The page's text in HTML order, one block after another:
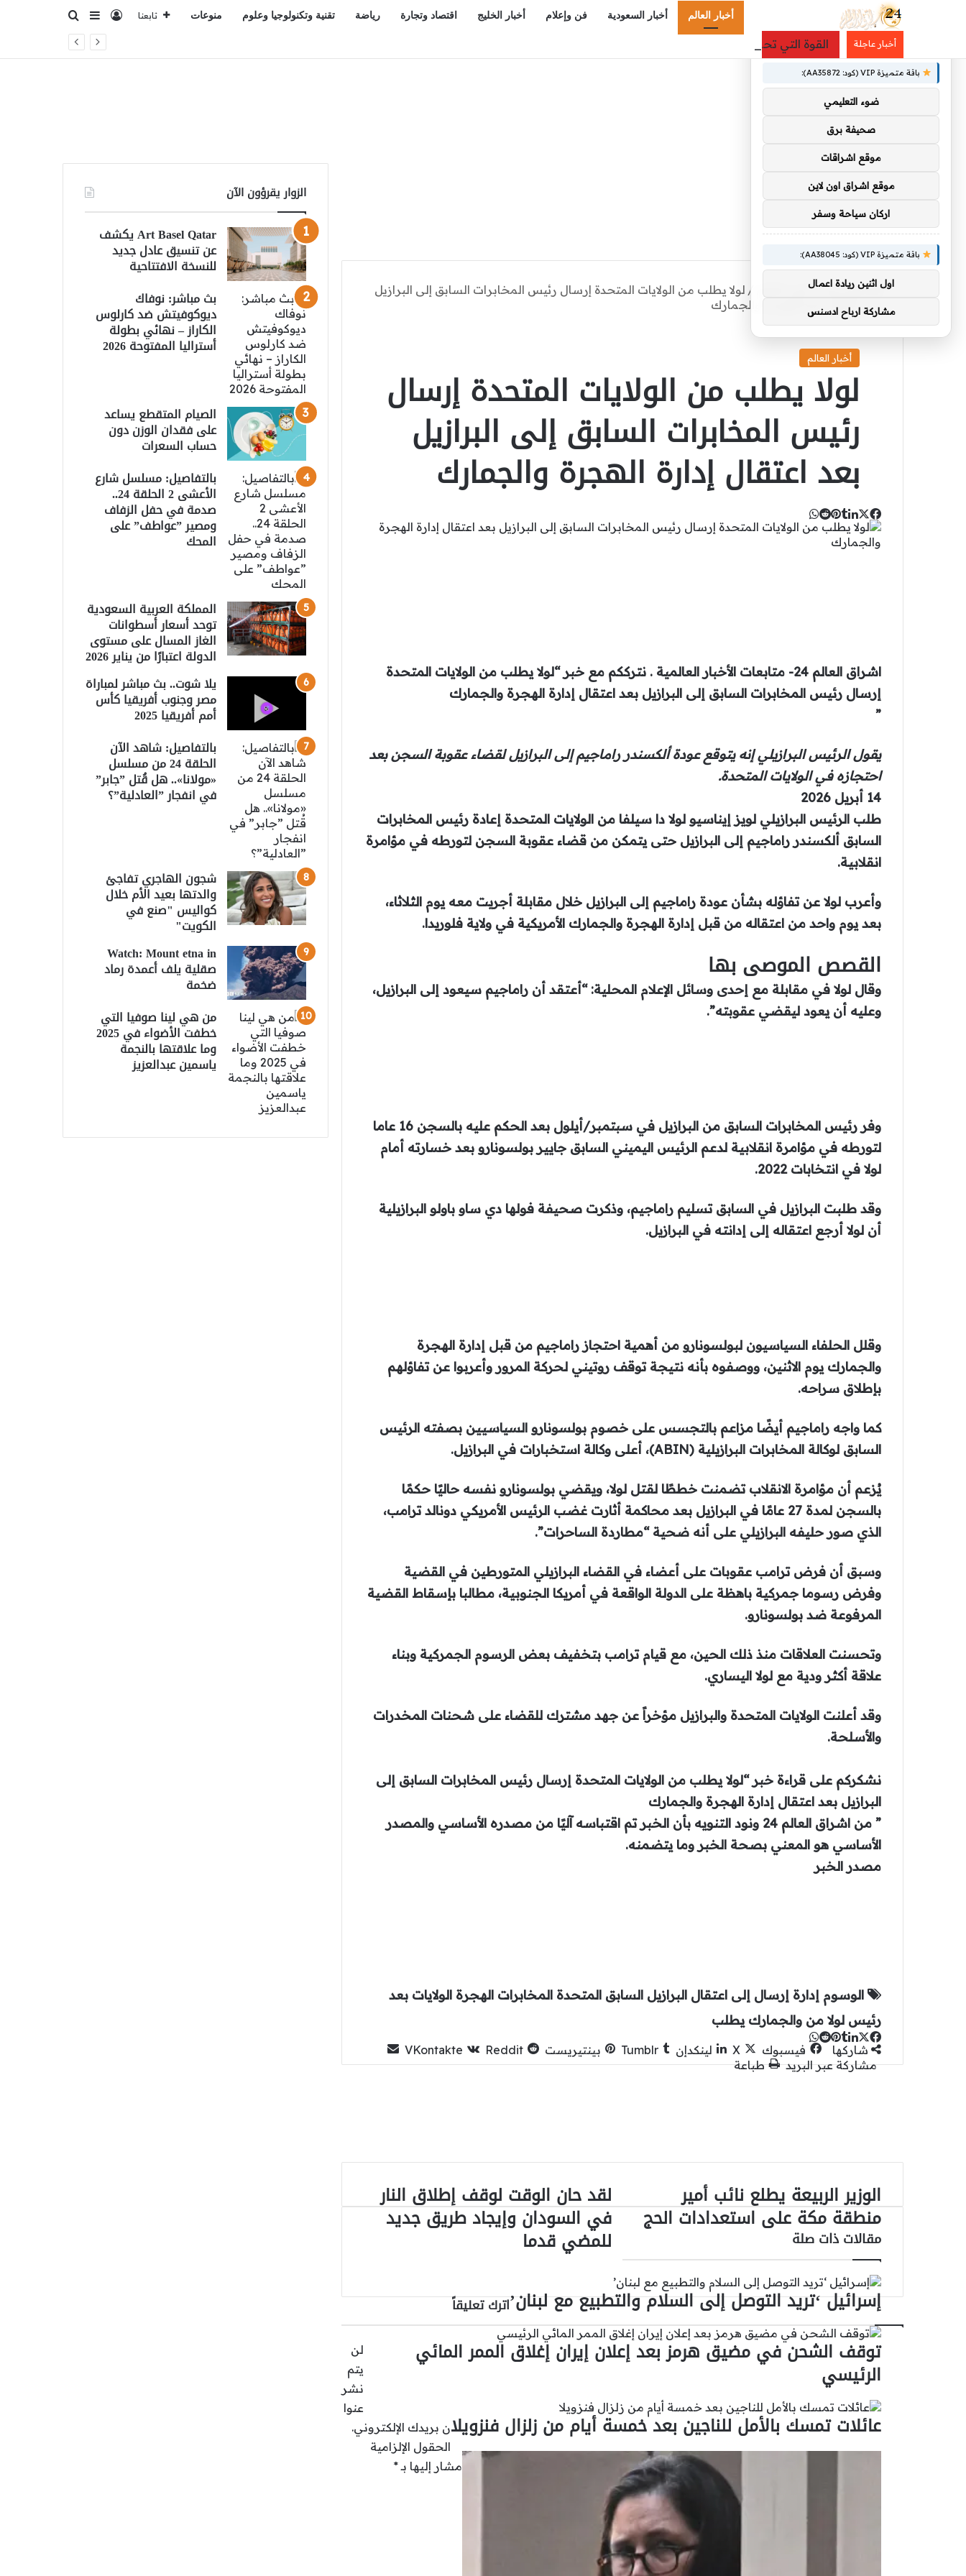
أخبار العالم أخبار السعودية فن وإعلام أخبار الخليج اقتصاد وتجارة رياضة تقنية وتكنولوجيا وعلوم منوعات تابعنا تسجيل الدخول
إضافة عمود
بحث عن
أخبار عاجلة القوة التي تحمي السلام.. قراءة في التحول الاستراتيجي للمملكة
الرئيسية/أخبار العالم / لولا يطلب من الولايات المتحدة إرسال رئيس المخابرات السابق إلى البرازيل
بعد اعتقال إدارة الهجرة والجمارك
أخبار العالم
لولا يطلب من الولايات المتحدة إرسال
رئيس المخابرات السابق إلى البرازيل
بعد اعتقال إدارة الهجرة والجمارك
فيسبوك‫Xلينكدإن
بينتيريست
واتساب
اشراق العالم 24- متابعات الأخبار العالمية . نترككم مع خبر “لولا يطلب من الولايات المتحدة
إرسال رئيس المخابرات السابق إلى البرازيل بعد اعتقال إدارة الهجرة والجمارك
”
يقول الرئيس البرازيلي إنه يتوقع عودة ألكسندر راماجيم إلى البرازيل لقضاء عقوبة السجن بعد
احتجازه في الولايات المتحدة.
تم
النشر
بتاريخ
14
2026
14 أبريل 2026
طلب الرئيس البرازيلي لويز إيناسيو لولا دا سيلفا من الولايات المتحدة إعادة رئيس المخابرات
السابق ألكسندر راماجيم إلى البرازيل حتى يتمكن من قضاء عقوبة السجن لتورطه في مؤامرة
انقلابية.
وأعرب لولا عن تفاؤله بشأن عودة راماجيم إلى البرازيل خلال مقابلة أجريت معه يوم الثلاثاء،
بعد يوم واحد من اعتقاله من قبل إدارة الهجرة والجمارك الأمريكية في ولاية فلوريدا.
القصص الموصى بها
قائمة
من
نهاية
القائمة
وقال لولا في مقابلة مع إحدى وسائل الإعلام المحلية: “أعتقد أن راماجيم سيعود إلى البرازيل،
وعليه أن يعود ليقضي عقوبته”.
وفر رئيس المخابرات السابق من البرازيل في سبتمبر/أيلول بعد الحكم عليه بالسجن 16 عاما
لتورطه في مؤامرة انقلابية لدعم الرئيس اليميني السابق جايير بولسونارو بعد خسارته أمام
لولا في انتخابات 2022.
وقد طلبت البرازيل في السابق تسليم راماجيم، وذكرت صحيفة فولها دي ساو باولو البرازيلية
أن لولا أرجع اعتقاله إلى إدانته في البرازيل.
وقلل الحلفاء السياسيون لبولسونارو من أهمية احتجاز راماجيم من قبل إدارة الهجرة
والجمارك يوم الاثنين، ووصفوه بأنه نتيجة توقف روتيني لحركة المرور وأعربوا عن تفاؤلهم
بإطلاق سراحه.
كما واجه راماجيم أيضًا مزاعم بالتجسس على خصوم بولسونارو السياسيين بصفته الرئيس
السابق لوكالة المخابرات البرازيلية (ABIN)، أعلى وكالة استخبارات في البرازيل.
يُزعم أن مؤامرة الانقلاب تضمنت خططًا لقتل لولا، ويقضي بولسونارو نفسه حاليًا حكمًا
بالسجن لمدة 27 عامًا في البرازيل بعد محاكمة أثارت غضب الرئيس الأمريكي دونالد ترامب،
الذي صور حليفه البرازيلي على أنه ضحية “مطاردة الساحرات”.
وسبق أن فرض ترامب عقوبات على أعضاء في القضاء البرازيلي المتورطين في القضية
وفرض رسوما جمركية باهظة على الدولة الواقعة في أمريكا الجنوبية، مطالبا بإسقاط القضية
المرفوعة ضد بولسونارو.
وتحسنت العلاقات منذ ذلك الحين، مع قيام ترامب بتخفيف بعض الرسوم الجمركية وبناء
علاقة أكثر ودية مع لولا اليساري.
وقد أعلنت الولايات المتحدة والبرازيل مؤخراً عن جهد مشترك للقضاء على شحنات المخدرات
والأسلحة.
نشكركم على قراءة خبر “لولا يطلب من الولايات المتحدة إرسال رئيس المخابرات السابق إلى
البرازيل بعد اعتقال إدارة الهجرة والجمارك
” من اشراق العالم 24 ونود التنويه بأن الخبر تم اقتباسه آليًا من مصدره الأساسي والمصدر
الأساسي هو المعني بصحة الخبر وما يتضمنه.
مصدر الخبر
الوسوم إدارة إرسال إلى اعتقال البرازيل السابق المتحدة المخابرات الهجرة الولايات بعد
رئيس لولا من والجمارك يطلب
فيسبوك‫Xلينكدإن
بينتيريست
واتساب
شاركها
فيسبوك ‫X لينكدإن بينتيريست
مشاركة عبر البريد
طباعة
الوزير
الربيعة
يطلع
نائب
منطقة
مكة
على
استعدادات
الحج
الوزير الربيعة يطلع نائب أمير
منطقة مكة على استعدادات الحج
لقد
حان
الوقت
لوقف
إطلاق
السودان
وإيجاد
طريق
جديد
للمضي
لقد حان الوقت لوقف إطلاق النار
في السودان وإيجاد طريق جديد
للمضي قدما مقالات ذات صلة
إسرائيل ‘تريد التوصل إلى السلام والتطبيع مع لبنان’
توقف الشحن في مضيق هرمز بعد إعلان إيران إغلاق الممر المائي
الرئيسي
عائلات تمسك بالأمل للناجين بعد خمسة أيام من زلزال فنزويلا
اترك تعليقاً
لن
يتم
نشر
عنوا
ن بريدك الإلكتروني.
الحقول الإلزامية
مشار إليها بـ*
الزوار يقرؤون الآن
Art Basel Qatar يكشف
عن تنسيق عادل جديد
للنسخة الافتتاحية
بث مباشر: نوفاك
ديوكوفيتش ضد كارلوس
الكاراز – نهائي بطولة
أستراليا المفتوحة 2026
الصيام المتقطع يساعد
على فقدان الوزن دون
حساب السعرات
بالتفاصيل: مسلسل شارع
الأعشى 2 الحلقة 24..
صدمة في حفل الزفاف
ومصير ”عواطف” على
المحك
المملكة العربية السعودية
توحد أسعار أسطوانات
الغاز المسال على مستوى
الدولة اعتبارًا من يناير 2026
يلا شوت.. بث مباشر لمباراة
مصر وجنوب أفريقيا كأس
أمم أفريقيا 2025
بالتفاصيل: شاهد الآن
الحلقة 24 من مسلسل
«مولانا».. هل قُتل ”جابر”
في انفجار ”العادلية”؟
شجون الهاجري تفاجئ
والدتها بعيد الأم خلال
كواليس "صنع في
الكويت"
Watch: Mount etna in
صقلية يلف أعمدة رماد
ضخمة
من هي لينا صوفيا التي
خطفت الأضواء في 2025
وما علاقتها بالنجمة
ياسمين عبدالعزيز
توصيات : ×
باقة متميزة VIP (كود: AA35872):
ضوء التعليمي
صحيفة برق
موقع اشراقات
موقع اشراق اون لاين
اركان سياحة وسفر
باقة متميزة VIP (كود: AA38045):
اول اثنين ريادة اعمال
مشاركة ارباح ادسنس